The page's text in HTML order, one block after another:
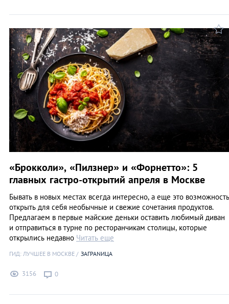
«Брокколи», «Пилзнер» и «Форнетто»: 5
главных гастро-открытий апреля в Москве
Бывать в новых местах всегда интересно, а еще это возможность
открыть для себя необычные и свежие сочетания продуктов.
Предлагаем в первые майские деньки оставить любимый диван
и отправиться в турне по ресторанчикам столицы, которые
открылись недавно Читать еще
ГИД: ЛУЧШЕЕ В МОСКВЕ ЗАГРАNИЦА
3156 0